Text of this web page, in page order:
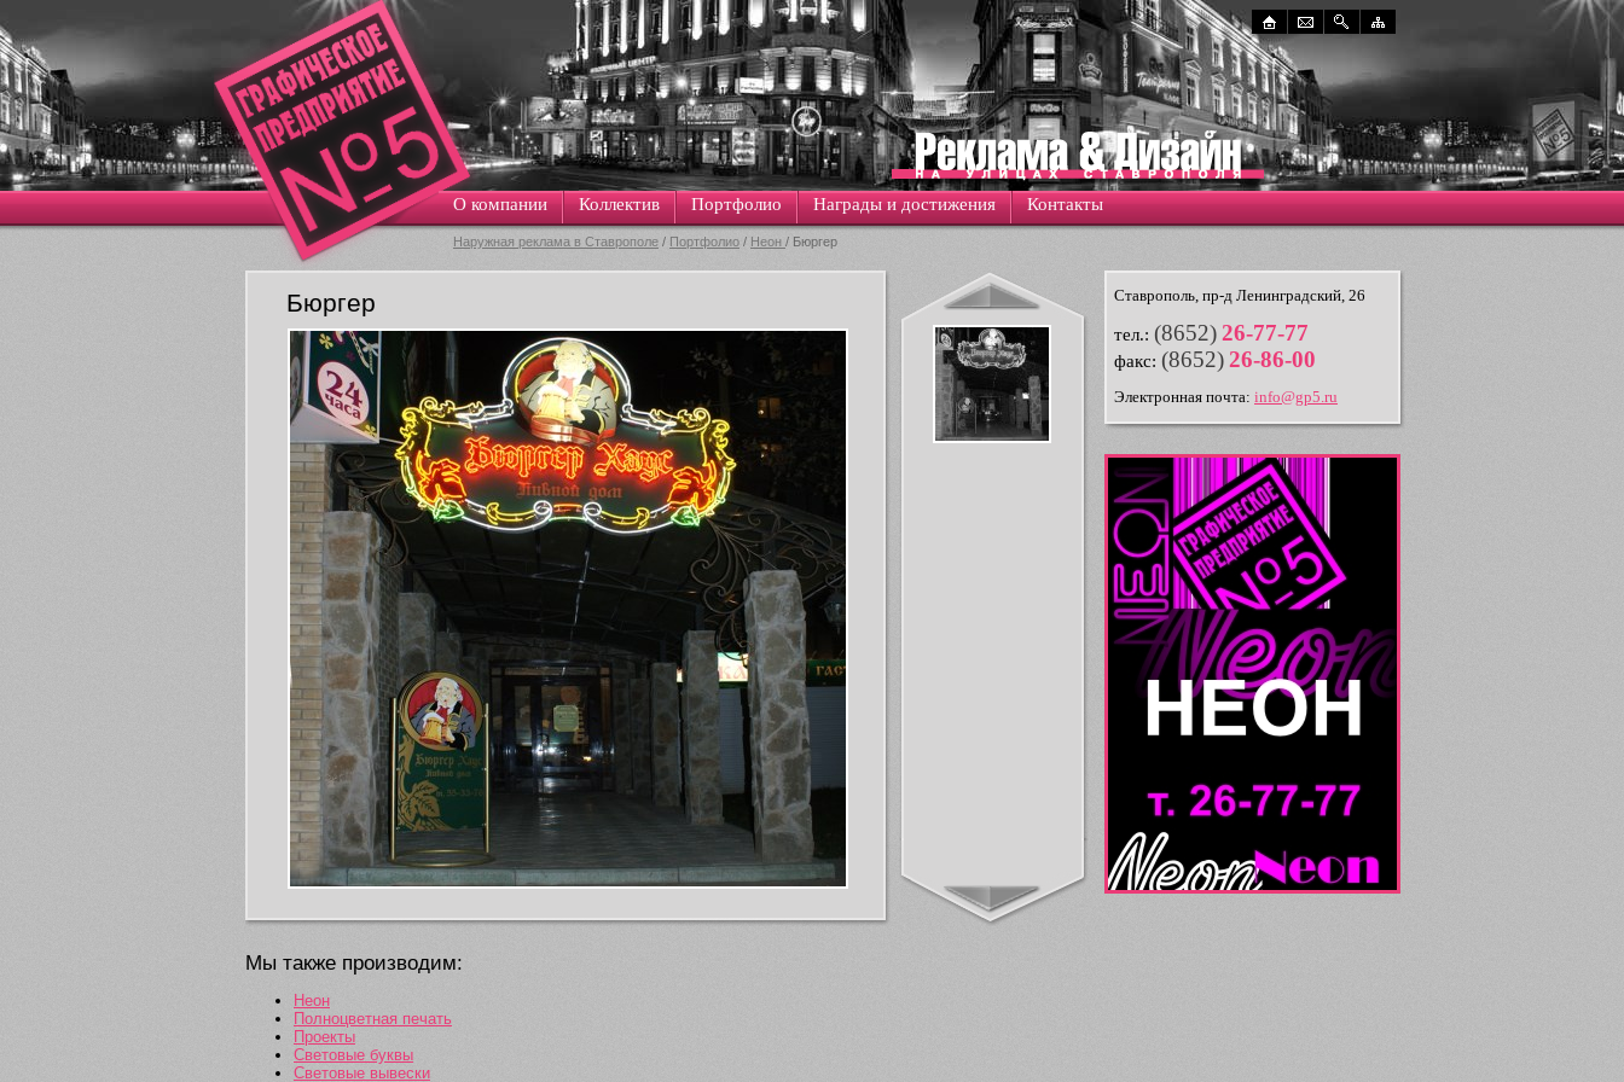
О компании Коллектив Портфолио Награды и достижения Контакты
Наружная реклама в Ставрополе / Портфолио / Неон / Бюргер
Бюргер
Мы также производим:
Неон
Полноцветная печать
Проекты
Световые буквы
Световые вывески
Ставрополь, пр-д Ленинградский, 26
тел.: (8652)26-77-77
факс: (8652)26-86-00
Электронная почта: info@gp5.ru